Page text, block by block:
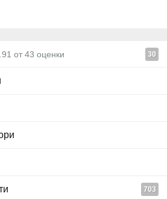
от 43 оценки 30
703